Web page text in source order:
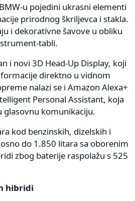
u pojedini ukrasni elementi
prirodnog škriljevca i stakla.
i dekorativne šavove u obliku
tabli.
i novi 3D Head-Up Display, koji
direktno u vidnom
nalazi se i Amazon Alexa+
Personal Assistant, koja
komunikaciju.
kod benzinskih, dizelskih i
do 1.850 litara sa oborenim
zbog baterije raspolažu s 525
hibridi